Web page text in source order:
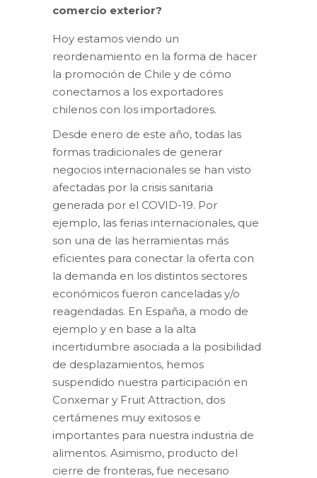
comercio exterior?
Hoy estamos viendo un
reordenamiento en la forma de hacer
la promoción de Chile y de cómo
conectamos a los exportadores
chilenos con los importadores.
Desde enero de este año, todas las
formas tradicionales de generar
negocios internacionales se han visto
afectadas por la crisis sanitaria
generada por el COVID-19. Por
ejemplo, las ferias internacionales, que
son una de las herramientas más
eficientes para conectar la oferta con
la demanda en los distintos sectores
económicos fueron canceladas y/o
reagendadas. En España, a modo de
ejemplo y en base a la alta
incertidumbre asociada a la posibilidad
de desplazamientos, hemos
suspendido nuestra participación en
Conxemar y Fruit Attraction, dos
certámenes muy exitosos e
importantes para nuestra industria de
alimentos. Asimismo, producto del
cierre de fronteras, fue necesario